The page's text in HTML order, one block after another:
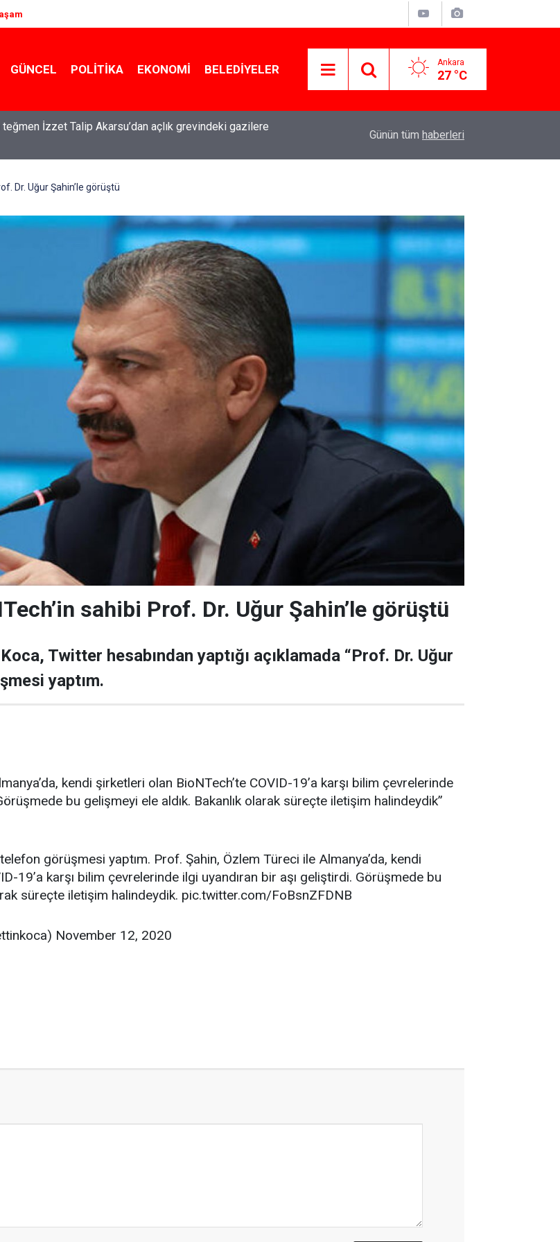
GÜNCEL POLITIKA EKONOMI BELEDIYELER Ankara
27 °C
teğmen İzzet Talip Akarsu’dan açlık grevindeki gazilere
Kuşadası Belediyesi'ne üçüncü dalga
Günün tüm haberleri
Dr. Uğur Şahin’le görüştü
sahibi Prof. Dr. Uğur Şahin’le görüştü
Twitter hesabından yaptığı açıklamada “Prof. Dr. Uğur
yaptım.
kendi şirketleri olan BioNTech’te COVID-19’a karşı bilim çevrelerinde
bu gelişmeyi ele aldık. Bakanlık olarak süreçte iletişim halindeydik”
telefon görüşmesi yaptım. Prof. Şahin, Özlem Türeci ile Almanya’da, kendi
19’a karşı bilim çevrelerinde ilgi uyandıran bir aşı geliştirdi. Görüşmede bu
süreçte iletişim halindeydik. pic.twitter.com/FoBsnZFDNB
November 12, 2020